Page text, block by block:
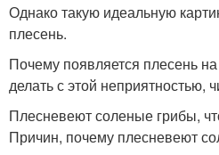
Однако такую идеальную
плесень.
Почему появляется плесень
делать с этой неприятностью,
Плесневеют соленые грибы,
Причин, почему плесневеют